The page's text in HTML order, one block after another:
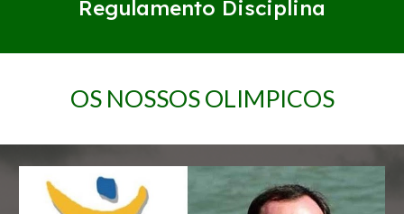
Regulamento Disciplina
OS NOSSOS OLIMPICOS